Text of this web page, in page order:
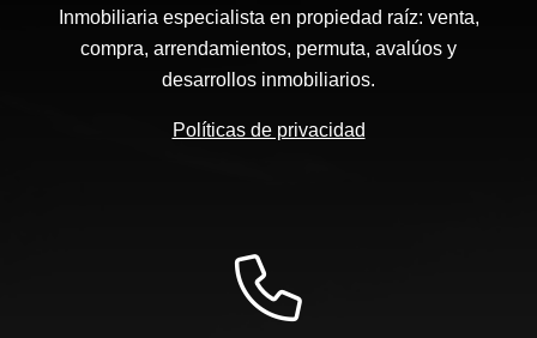
Inmobiliaria especialista en propiedad raíz: venta,
compra, arrendamientos, permuta, avalúos y
desarrollos inmobiliarios.
Políticas de privacidad